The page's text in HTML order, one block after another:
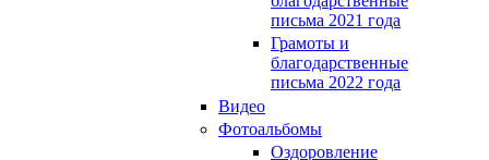
письма 2021 года
Грамоты и
благодарственные
письма 2022 года
Видео
Фотоальбомы
Оздоровление